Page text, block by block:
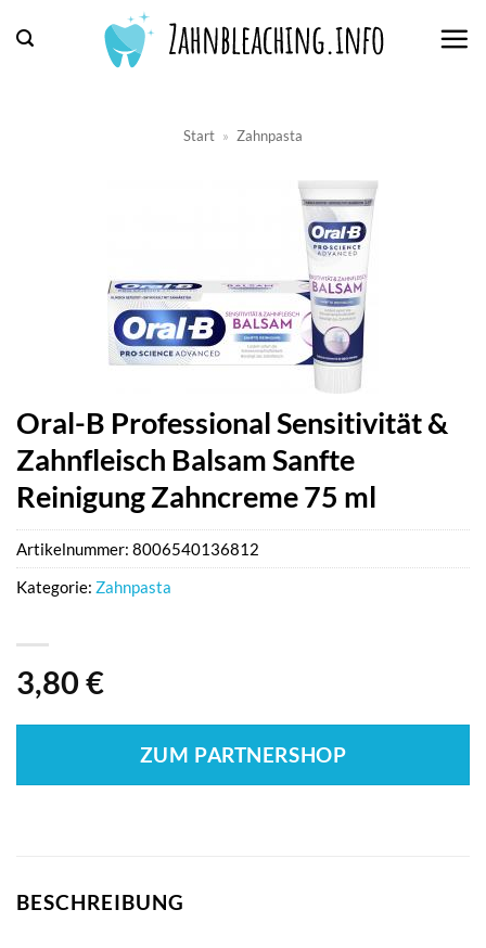
Inhalt
Start » Zahnpasta
Oral-B Professional Sensitivität &
Zahnfleisch Balsam Sanfte
Reinigung Zahncreme 75 ml
3,80 €
ZUM PARTNERSHOP
Artikelnummer: 8006540136812
Kategorie: Zahnpasta
BESCHREIBUNG